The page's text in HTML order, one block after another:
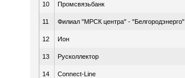
10 Промсвязьбанк
11 Филиал "МРСК центра" - "Белгородэнерго"
12 Ион
13 Русколлектор
14 Connect-Line